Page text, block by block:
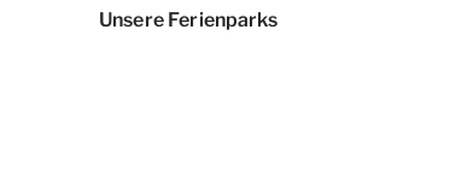
Unsere Ferienparks